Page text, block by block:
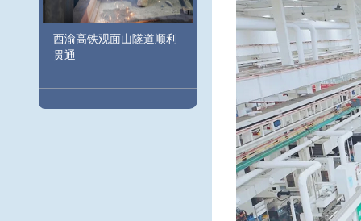
西渝高铁观面山隧道顺利
贯通